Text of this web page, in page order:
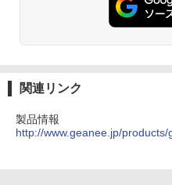
関連リンク
製品情報
http://www.geanee.jp/